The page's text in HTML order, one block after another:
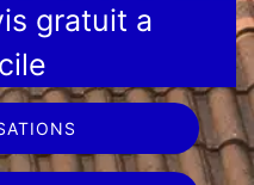
gratuit a